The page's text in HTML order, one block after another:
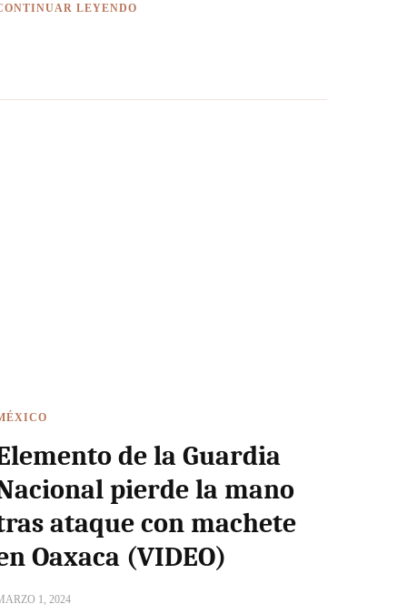
LEYENDO
de la Guardia
pierde la mano
ataque con machete
Oaxaca (VIDEO)
1, 2024